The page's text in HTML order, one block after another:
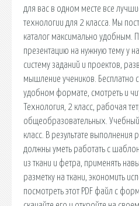
для вас в одном месте все
технологии для 2 класса. Мы
каталог максимально удобным.
презентацию на нужную тему у
систему заданий и проектов,
мышление учеников. Бесплатно
удобном формате, смотреть и
Технология, 2 класс, рабочая
общеобразовательных.
класс. В результате
должны уметь работать с
из ткани и фетра, применять
разметку на ткани, экономить
посмотреть этот PDF файл с